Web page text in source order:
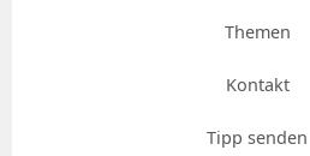
Themen
Kontakt
Tipp senden